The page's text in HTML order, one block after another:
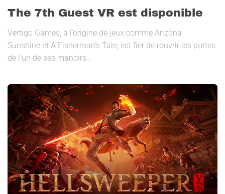
The 7th Guest VR est disponible
Vertigo Games, à l’origine de jeux comme Arizona
Sunshine et A Fisherman’s Tale, est fier de rouvrir les portes
de l’un de ses manoirs...